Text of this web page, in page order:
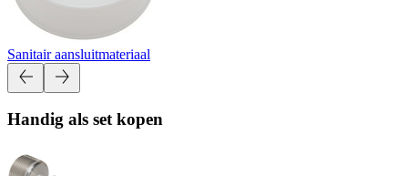
Sanitair aansluitmateriaal
Handig als set kopen